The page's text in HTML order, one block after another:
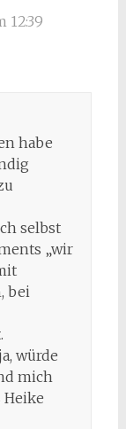
12:39
habe
selbst
„wir
bei
würde
mich